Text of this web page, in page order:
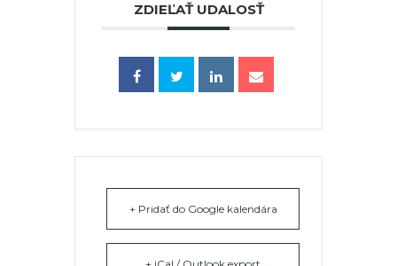
ZDIEĽAŤ UDALOSŤ
+ Pridať do Google kalendára